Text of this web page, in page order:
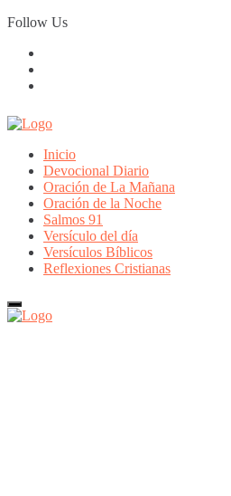
Skip
to
Follow Us
Inicio
Devocional Diario
Oración de La Mañana
Oración de la Noche
Salmos 91
Versículo del día
Versículos Bíblicos
Reflexiones Cristianas